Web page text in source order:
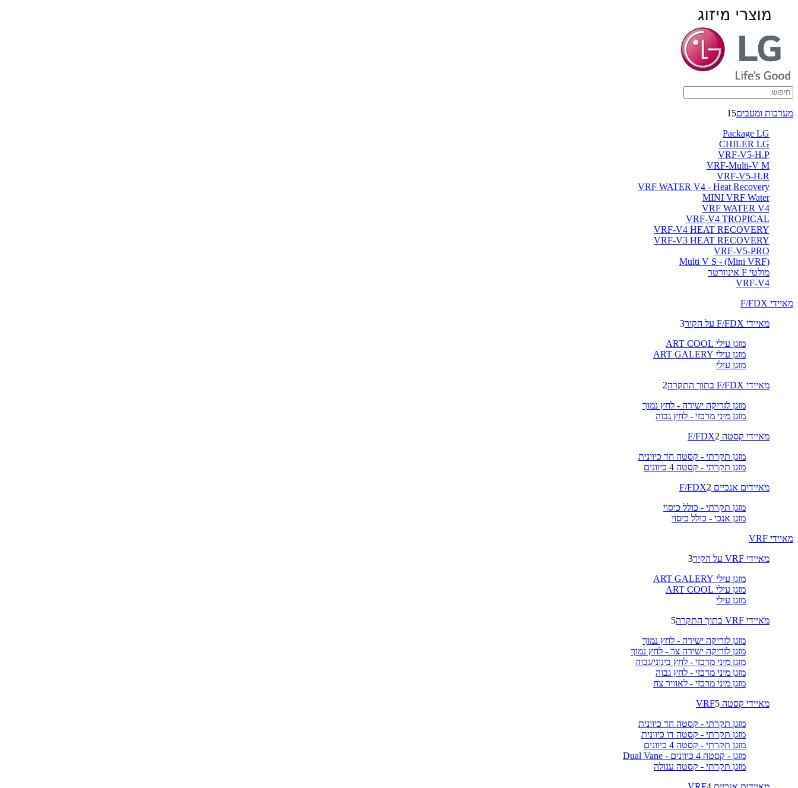
מערכות ומעבים15
Package LG
CHILER LG
VRF-V5-H.P
VRF-Multi-V M
VRF-V5-H.R
VRF WATER V4 - Heat Recovery
MINI VRF Water
VRF WATER V4
VRF-V4 TROPICAL
VRF-V4 HEAT RECOVERY
VRF-V3 HEAT RECOVERY
VRF-V5-PRO
(Multi V S - (Mini VRF
מולטי F אינוורטר
VRF-V4
מאיידי F/FDX
מאיידי F/FDX על הקיר
3
מזגן עילי ART COOL
מזגן עילי ART GALERY
מזגן עילי
מאיידי F/FDX בתוך התקרה
2
מזגן לזריקה ישירה - לחץ נמוך
מזגן מיני מרכזי - לחץ גבוה
מאיידי קסטה F/FDX 2
מזגן תקרתי - קסטה חד כיוונית
מזגן תקרתי - קסטה 4 כיוונים
מאיידים אנכיים F/FDX 2
מזגן תקרתי - כולל כיסוי
מזגן אנכי - כולל כיסוי
מאיידי VRF
מאיידי VRF על הקיר
3
מזגן עילי ART GALERY
מזגן עילי ART COOL
מזגן עילי
מאיידי VRF בתוך התקרה
5
מזגן לזריקה ישירה - לחץ נמוך
מזגן לזריקה ישירה צר - לחץ נמוך
מזגן מיני מרכזי - לחץ בינוני/גבוה
מזגן מיני מרכזי - לחץ גבוה
מזגן מיני מרכזי - לאוויר צח
מאיידי קסטה VRF 5
מזגן תקרתי - קסטה חד כיוונית
מזגן תקרתי - קסטה דו כיוונית
מזגן תקרתי - קסטה 4 כיוונים
מזגן - קסטה 4 כיוונים - Dual Vane
מזגן תקרתי - קסטה עגולה